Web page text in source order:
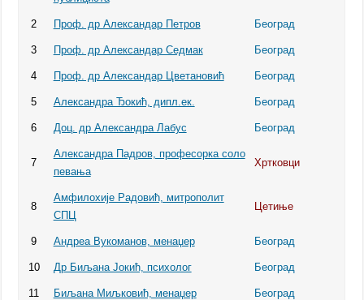
2 Проф. др Александар Петров Београд
3 Проф. др Александар Седмак Београд
4 Проф. др Александар Цветановић Београд
5 Александра Ђокић, дипл.ек. Београд
6 Доц. др Александра Лабус Београд
7
Александра Падров, професорка соло
певања
Хртковци
8
Амфилохије Радовић, митрополит
СПЦ
Цетиње
9 Андреа Вукоманов, менаџер Београд
10 Др Биљана Јокић, психолог Београд
11 Биљана Миљковић, менаџер Београд